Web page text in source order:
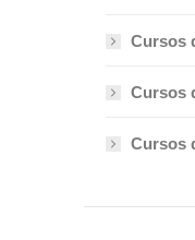
Cursos
Cursos
Cursos